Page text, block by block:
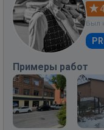
Был
Примеры работ